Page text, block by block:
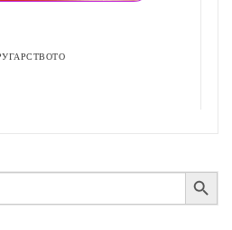
Search Button